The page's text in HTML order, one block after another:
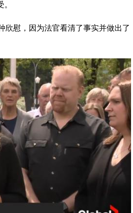
欣慰，因为法官看清了事实并做出了